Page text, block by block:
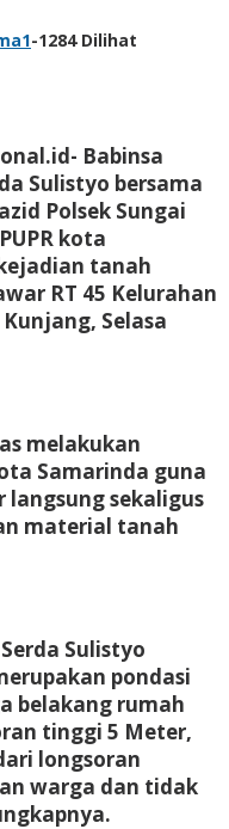
-1284 Dilihat
Babinsa
Sulistyo bersama
Polsek Sungai
kota
tanah
RT 45 Kelurahan
Selasa
melakukan
Samarinda guna
langsung sekaligus
material tanah
Sulistyo
pondasi
belakang rumah
tinggi 5 Meter,
longsoran
warga dan tidak